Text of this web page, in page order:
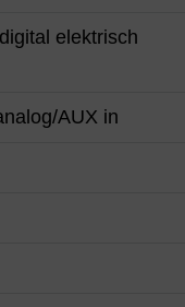
elektrisch
AUX in